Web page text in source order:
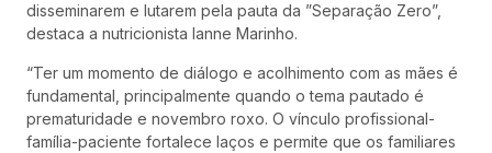
disseminarem e lutarem pela pauta da ”Separação Zero”,
destaca a nutricionista Ianne Marinho.
“Ter um momento de diálogo e acolhimento com as mães é
fundamental, principalmente quando o tema pautado é
prematuridade e novembro roxo. O vínculo profissional-
família-paciente fortalece laços e permite que os familiares